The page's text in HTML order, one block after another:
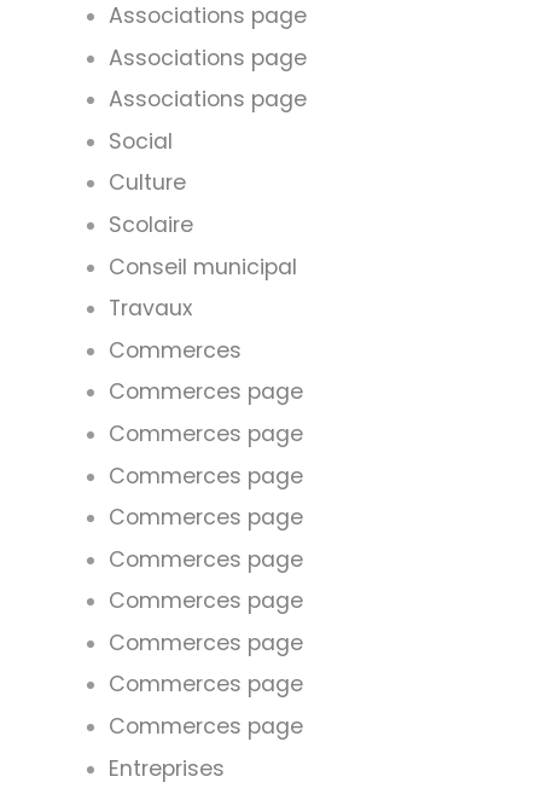
Associations page
Associations page
Associations page
Social
Culture
Scolaire
Conseil municipal
Travaux
Commerces
Commerces page
Commerces page
Commerces page
Commerces page
Commerces page
Commerces page
Commerces page
Commerces page
Commerces page
Entreprises